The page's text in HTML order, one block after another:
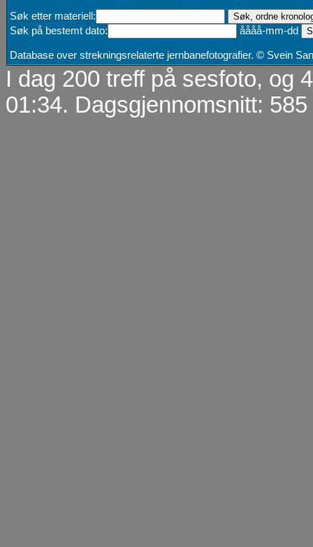
Søk etter materiell:
Søk på bestemt dato:
åååå-mm-dd
Database over strekningsrelaterte jernbanefotografier. © Svein
I dag 200 treff på sesfoto, og
01:34. Dagsgjennomsnitt: 585